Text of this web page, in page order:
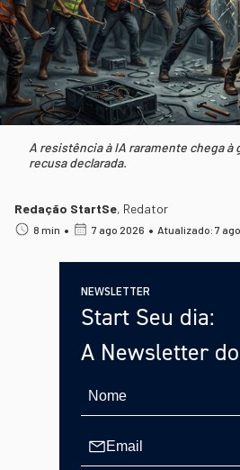
A resistência à IA raramente chega à
recusa declarada.
Redação StartSe, Redator
8 min • 7 ago 2026 • Atualizado: 7
NEWSLETTER
Start Seu dia:
A Newsletter do